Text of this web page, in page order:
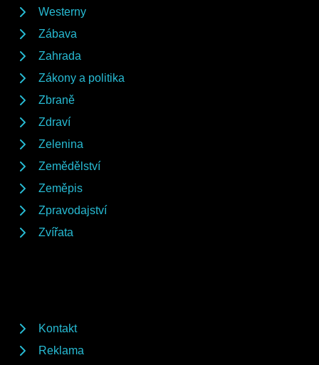
Westerny
Zábava
Zahrada
Zákony a politika
Zbraně
Zdraví
Zelenina
Zemědělství
Zeměpis
Zpravodajství
Zvířata
Kontakt
Reklama